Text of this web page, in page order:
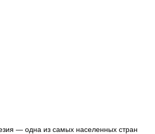
— одна из самых населенных стран